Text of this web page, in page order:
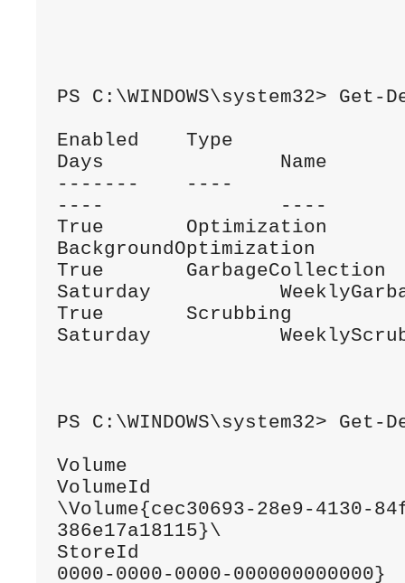
PS C:\WINDOWS\system32> Get-
Enabled    Type
Days               Name
-------    ----
----               ----
True       Optimization
BackgroundOptimization
True       GarbageCollection
Saturday
True       Scrubbing
Saturday
PS C:\WINDOWS\system32> Get-
Volume
VolumeId
\Volume{cec30693-28e9-4130-
386e17a18115}\
StoreId                        :
0000-0000-0000-000000000000}